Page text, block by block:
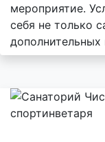
мероприятие.
себя не только